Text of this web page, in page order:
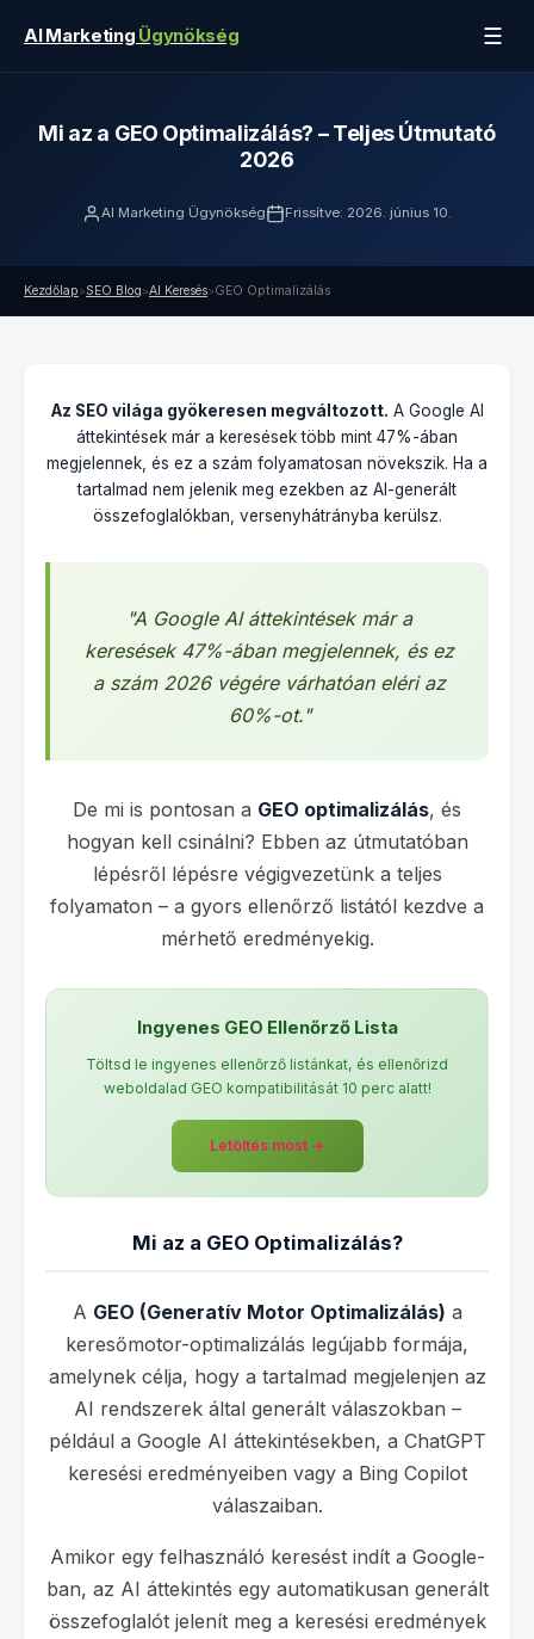
AI Marketing Ügynökség ☰
Mi az a GEO Optimalizálás? – Teljes Útmutató
2026
AI Marketing Ügynökség Frissítve: 2026. június 10.
Kezdőlap>SEO Blog>AI Keresés>GEO Optimalizálás
Az SEO világa gyökeresen megváltozott. A Google AI
áttekintések már a keresések több mint 47%-ában
megjelennek, és ez a szám folyamatosan növekszik. Ha a
tartalmad nem jelenik meg ezekben az AI-generált
összefoglalókban, versenyhátrányba kerülsz.
"A Google AI áttekintések már a
keresések 47%-ában megjelennek, és ez
a szám 2026 végére várhatóan eléri az
60%-ot."
De mi is pontosan a GEO optimalizálás, és
hogyan kell csinálni? Ebben az útmutatóban
lépésről lépésre végigvezetünk a teljes
folyamaton – a gyors ellenőrző listától kezdve a
mérhető eredményekig.
Ingyenes GEO Ellenőrző Lista
Töltsd le ingyenes ellenőrző listánkat, és ellenőrizd
weboldalad GEO kompatibilitását 10 perc alatt!
Letöltés most →
Mi az a GEO Optimalizálás?
A GEO (Generatív Motor Optimalizálás) a
keresőmotor-optimalizálás legújabb formája,
amelynek célja, hogy a tartalmad megjelenjen az
AI rendszerek által generált válaszokban –
például a Google AI áttekintésekben, a ChatGPT
keresési eredményeiben vagy a Bing Copilot
válaszaiban.
Amikor egy felhasználó keresést indít a Google-
ban, az AI áttekintés egy automatikusan generált
összefoglalót jelenít meg a keresési eredmények